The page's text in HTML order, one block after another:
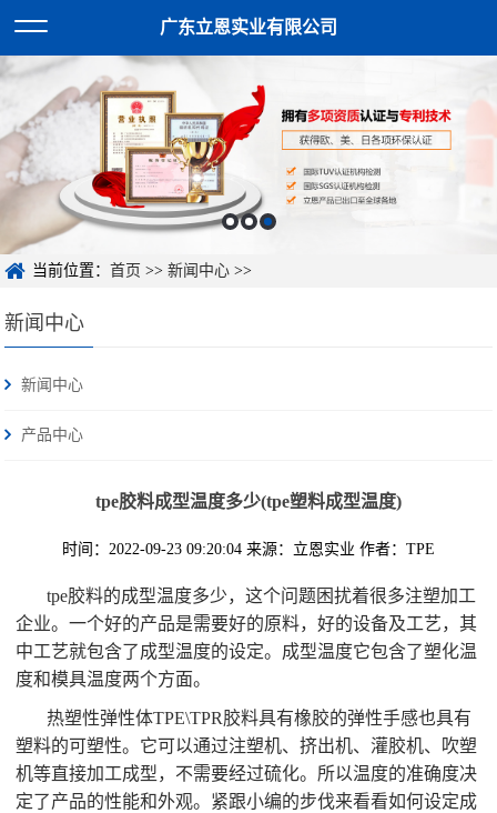
广东立恩实业有限公司
当前位置：首页 >>新闻中心 >>
新闻中心
新闻中心
产品中心
tpe胶料成型温度多少(tpe塑料成型温度)
时间：2022-09-23 09:20:04 来源：立恩实业 作者：TPE
tpe胶料的成型温度多少，这个问题困扰着很多注塑加工
企业。一个好的产品是需要好的原料，好的设备及工艺，其
中工艺就包含了成型温度的设定。成型温度它包含了塑化温
度和模具温度两个方面。
热塑性弹性体TPE\TPR胶料具有橡胶的弹性手感也具有
塑料的可塑性。它可以通过注塑机、挤出机、灌胶机、吹塑
机等直接加工成型，不需要经过硫化。所以温度的准确度决
定了产品的性能和外观。紧跟小编的步伐来看看如何设定成